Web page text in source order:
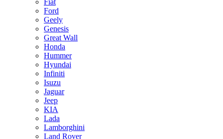
Fiat
Ford
Geely
Genesis
Great Wall
Honda
Hummer
Hyundai
Infiniti
Isuzu
Jaguar
Jeep
KIA
Lada
Lamborghini
Land Rover